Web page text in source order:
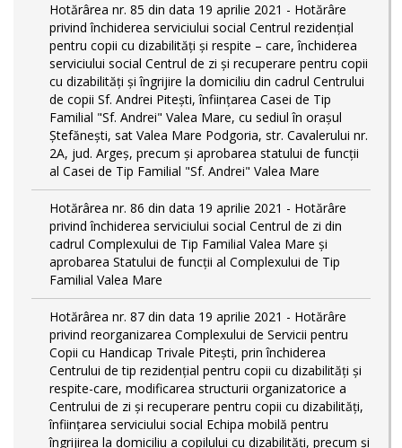
Hotărârea nr. 85 din data 19 aprilie 2021 - Hotărâre
privind închiderea serviciului social Centrul rezidenţial
pentru copii cu dizabilităţi și respite – care, închiderea
serviciului social Centrul de zi și recuperare pentru copii
cu dizabilități și îngrijire la domiciliu din cadrul Centrului
de copii Sf. Andrei Pitești, înființarea Casei de Tip
Familial "Sf. Andrei" Valea Mare, cu sediul în orașul
Ștefănești, sat Valea Mare Podgoria, str. Cavalerului nr.
2A, jud. Argeș, precum și aprobarea statului de funcții
al Casei de Tip Familial "Sf. Andrei" Valea Mare
Hotărârea nr. 86 din data 19 aprilie 2021 - Hotărâre
privind închiderea serviciului social Centrul de zi din
cadrul Complexului de Tip Familial Valea Mare și
aprobarea Statului de funcții al Complexului de Tip
Familial Valea Mare
Hotărârea nr. 87 din data 19 aprilie 2021 - Hotărâre
privind reorganizarea Complexului de Servicii pentru
Copii cu Handicap Trivale Pitești, prin închiderea
Centrului de tip rezidenţial pentru copii cu dizabilităţi și
respite-care, modificarea structurii organizatorice a
Centrului de zi și recuperare pentru copii cu dizabilități,
înființarea serviciului social Echipa mobilă pentru
îngrijirea la domiciliu a copilului cu dizabilități, precum și